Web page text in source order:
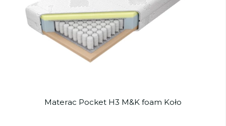
Materac Pocket H3 M&K foam Koło